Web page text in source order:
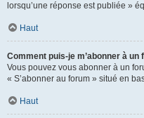
lorsqu’une réponse est publiée »
Haut
Comment puis-je m’abonner à un
Vous pouvez vous abonner à un
« S’abonner au forum » situé en
Haut